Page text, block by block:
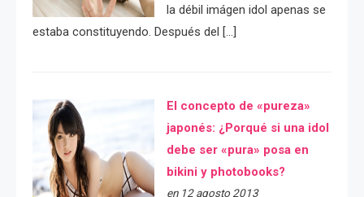
la débil imágen idol apenas se
estaba constituyendo. Después del […]
El concepto de «pureza»
japonés: ¿Porqué si una idol
debe ser «pura» posa en
bikini y photobooks?
en 12 agosto 2013